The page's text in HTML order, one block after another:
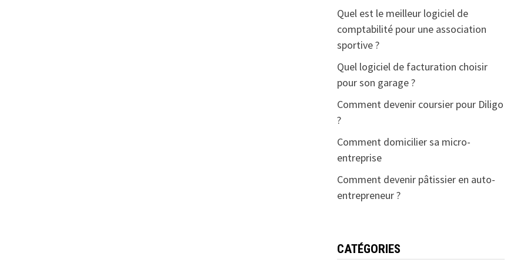
Quel est le meilleur logiciel de
comptabilité pour une association
sportive ?
Quel logiciel de facturation choisir
pour son garage ?
Comment devenir coursier pour Diligo
?
Comment domicilier sa micro-
entreprise
Comment devenir pâtissier en auto-
entrepreneur ?
CATÉGORIES